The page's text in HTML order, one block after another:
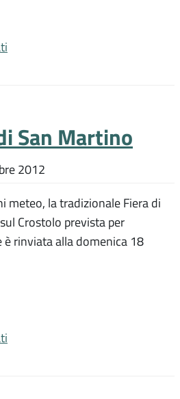
San Martino
2012
meteo, la tradizionale Fiera di
Crostolo prevista per
rinviata alla domenica 18